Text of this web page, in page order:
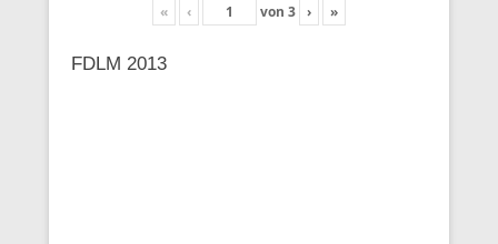
« ‹ von 3 › »
FDLM 2013